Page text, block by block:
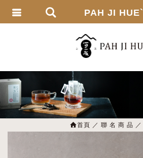
首頁 聯 名 商 品
PAH JI HUE`
會員註冊
忘記密碼
追蹤清單
匯款通知